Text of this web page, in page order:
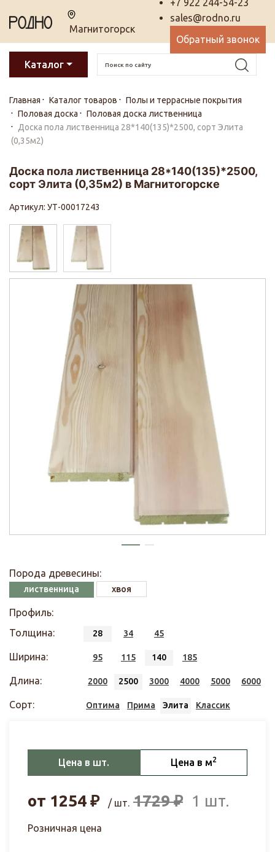
Магнитогорск
+7 922 244-54-23
sales@rodno.ru
Обратный звонок
Каталог
Главная Каталог товаров
Полы и террасные покрытия
Половая доска
Половая доска лиственница
Доска пола лиственница 28*140(135)*2500, сорт Элита
(0,35м2)
Доска пола лиственница 28*140(135)*2500,
сорт Элита (0,35м2) в Магнитогорске
Артикул: УТ-00017243
Порода древесины:
лиственница хвоя
Профиль:
Толщина:
28 34 45
Ширина: 95 115 140 185
Длина: 2000 2500 3000 4000 5000 6000
Сорт: Оптима Прима Элита Классик
Цена в шт. Цена в м2
от 1254 ₽ / шт. 1729₽ 1 шт.
Розничная цена